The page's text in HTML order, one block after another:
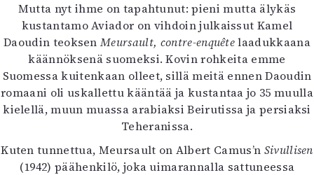
Mutta nyt ihme on tapahtunut: pieni mutta älykäs
kustantamo Aviador on vihdoin julkaissut Kamel
Daoudin teoksenMeursault, contre-enquêtelaadukkaana
käännöksenä suomeksi. Kovin rohkeita emme
Suomessa kuitenkaan olleet, sillä meitä ennen Daoudin
romaani oli uskallettu kääntää ja kustantaa jo 35 muulla
kielellä, muun muassa arabiaksi Beirutissa ja persiaksi
Teheranissa.
Kuten tunnettua, Meursault on Albert Camus’n Sivullisen
(1942) päähenkilö, joka uimarannalla sattuneessa